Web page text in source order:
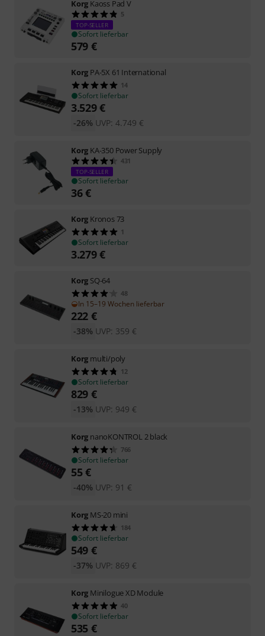
Korg Kaoss Pad V
5
TOP-SELLER
Sofort lieferbar
579 €
Korg PA-5X 61 International
14
Sofort lieferbar
3.529€
UVP: 4.749 €
-26%
Korg KA-350 Power Supply
431
TOP-SELLER
Sofort lieferbar
36€
Korg Kronos 73
1
Sofort lieferbar
3.279€
Korg SQ-64
48
In 15–19 Wochen lieferbar
222 €
UVP: 359 €
-38%
Korg multi/poly
12
Sofort lieferbar
829 €
UVP: 949 €
-13%
Korg nanoKONTROL 2 black
766
Sofort lieferbar
55€
UVP: 91 €
-40%
Korg MS-20 mini
184
Sofort lieferbar
549 €
UVP: 869 €
-37%
Korg Minilogue XD Module
40
Sofort lieferbar
535 €